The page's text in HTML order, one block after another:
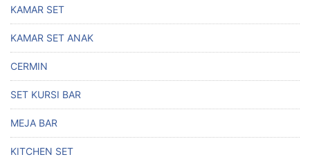
KAMAR SET
KAMAR SET ANAK
CERMIN
SET KURSI BAR
MEJA BAR
KITCHEN SET